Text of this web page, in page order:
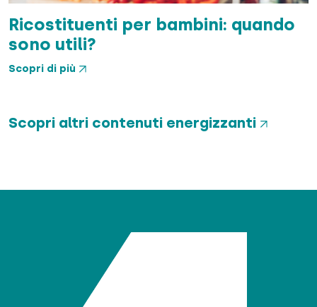
Ricostituenti per bambini: quando
sono utili?
Scopri di più
Scopri altri contenuti energizzanti